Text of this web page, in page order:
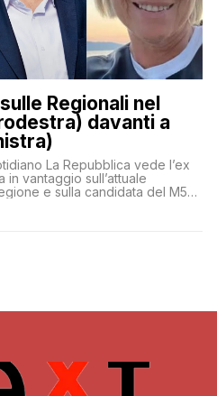
Regionali nel
davanti a
La Repubblica vede l’ex
vantaggio sull’attuale
e sulla candidata del M5S